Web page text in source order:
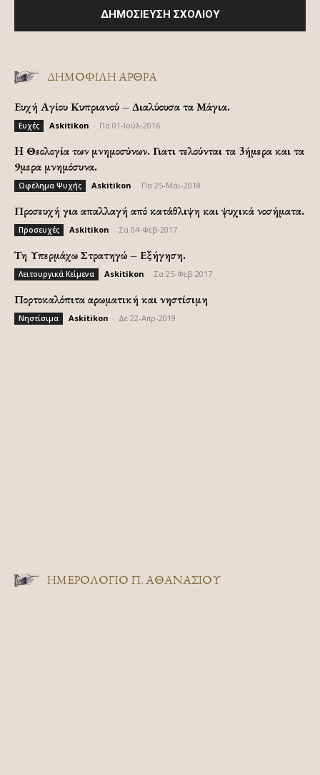
ΔΗΜΟΦΙΛΗ ΑΡΘΡΑ
Ευχή Αγίου Κυπριανού – Διαλύουσα τα Μάγια.
Ευχές Askitikon Πα 01-Ιούλ-2016
H Θεολογία των μνημοσύνων. Γιατι τελούνται τα 3ήμερα και τα
9μερα μνημόσυνα.
Ωφέλημα Ψυχής Askitikon Πα 25-Μάι-2018
Προσευχή για απαλλαγή από κατάθλιψη και ψυχικά νοσήματα.
Προσευχές Askitikon Σα 04-Φεβ-2017
Τη Υπερμάχω Στρατηγώ – Εξήγηση.
Λειτουργικά Κείμενα Askitikon Σα 25-Φεβ-2017
Πορτοκαλόπιτα αρωματική και νηστίσιμη
Νηστίσιμα Askitikon Δε 22-Απρ-2019
ΗΜΕΡΟΛΟΓΙΟ Π. ΑΘΑΝΑΣΙΟΥ